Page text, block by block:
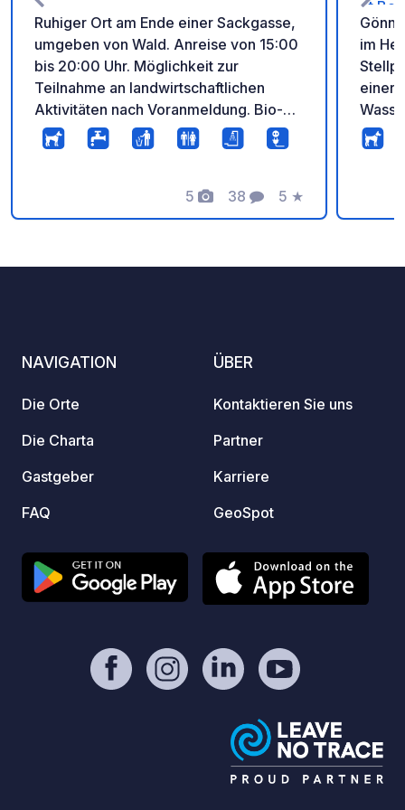
Ruhiger Ort am Ende einer Sackgasse,
umgeben von Wald. Anreise von 15:00
bis 20:00 Uhr. Möglichkeit zur
Teilnahme an landwirtschaftlichen
Aktivitäten nach Voranmeldung. Bio-
Bauernhof mit Eseln, Pferden, Ziegen,
Hunden, Katzen und Hühnern.
5
Fotos
38
Kommentare
5
Bewertung
★
et
im
einer
NAVIGATION
Die Orte
Die Charta
Gastgeber
FAQ
ÜBER
Kontaktieren Sie uns
Partner
Karriere
GeoSpot